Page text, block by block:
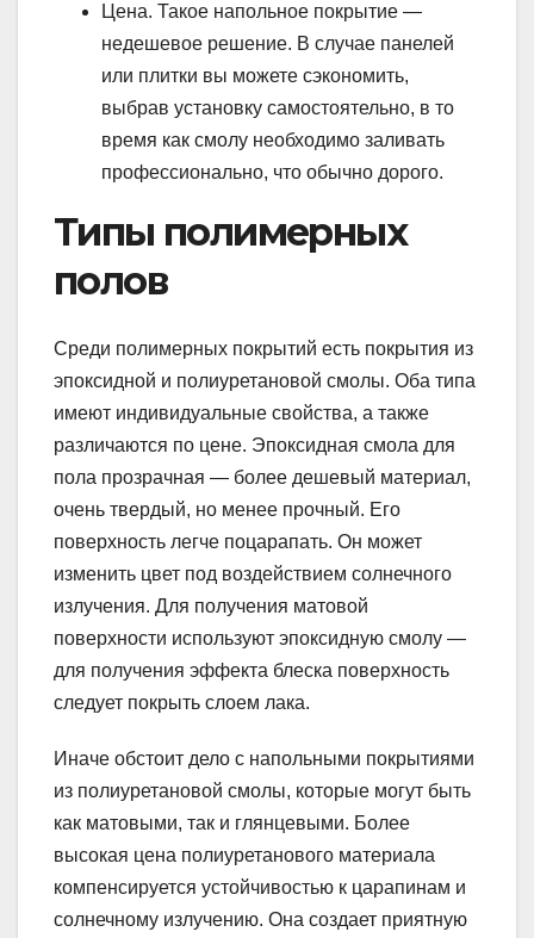
Цена. Такое напольное покрытие —
недешевое решение. В случае панелей
или плитки вы можете сэкономить,
выбрав установку самостоятельно, в то
время как смолу необходимо заливать
профессионально, что обычно дорого.
Типы полимерных
полов
Среди полимерных покрытий есть покрытия из
эпоксидной и полиуретановой смолы. Оба типа
имеют индивидуальные свойства, а также
различаются по цене. Эпоксидная смола для
пола прозрачная — более дешевый материал,
очень твердый, но менее прочный. Его
поверхность легче поцарапать. Он может
изменить цвет под воздействием солнечного
излучения. Для получения матовой
поверхности используют эпоксидную смолу —
для получения эффекта блеска поверхность
следует покрыть слоем лака.
Иначе обстоит дело с напольными покрытиями
из полиуретановой смолы, которые могут быть
как матовыми, так и глянцевыми. Более
высокая цена полиуретанового материала
компенсируется устойчивостью к царапинам и
солнечному излучению. Она создает приятную